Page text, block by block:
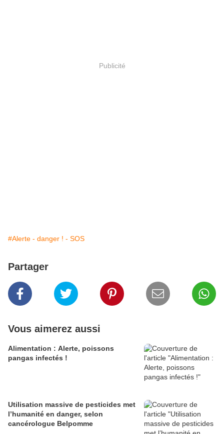
Publicité
#Alerte - danger ! - SOS
Partager
Vous aimerez aussi
Alimentation : Alerte, poissons
pangas infectés !
Utilisation massive de pesticides met
l’humanité en danger, selon
cancérologue Belpomme